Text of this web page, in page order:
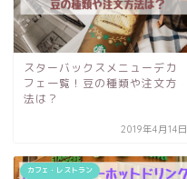
スターバックスメニューデカ
フェ一覧！豆の種類や注文方
法は？
2019年4月14日
カフェ・レストラン